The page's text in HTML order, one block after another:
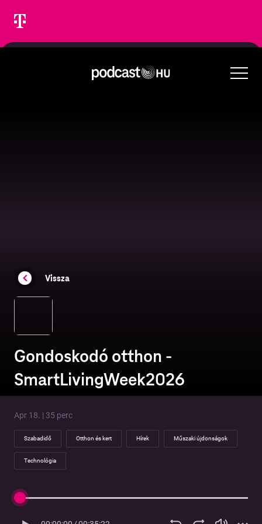
Vissza
Gondoskodó otthon -
SmartLivingWeek2026
Apr 18. | 35 perc
Szabadidő Otthon és kert Hírek Műszaki újdonságok
Technológia